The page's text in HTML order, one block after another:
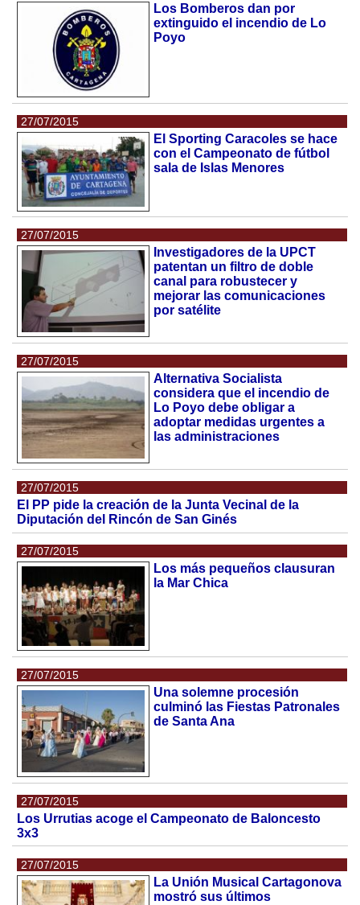
Los Bomberos dan por
extinguido el incendio de Lo
Poyo
27/07/2015
El Sporting Caracoles se hace
con el Campeonato de fútbol
sala de Islas Menores
27/07/2015
Investigadores de la UPCT
patentan un filtro de doble
canal para robustecer y
mejorar las comunicaciones
por satélite
27/07/2015
Alternativa Socialista
considera que el incendio de
Lo Poyo debe obligar a
adoptar medidas urgentes a
las administraciones
27/07/2015
El PP pide la creación de la Junta Vecinal de la
Diputación del Rincón de San Ginés
27/07/2015
Los más pequeños clausuran
la Mar Chica
27/07/2015
Una solemne procesión
culminó las Fiestas Patronales
de Santa Ana
27/07/2015
Los Urrutias acoge el Campeonato de Baloncesto
3x3
27/07/2015
La Unión Musical Cartagonova
mostró sus últimos